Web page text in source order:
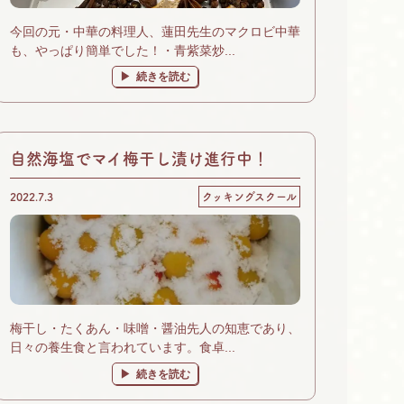
今回の元・中華の料理人、蓮田先生のマクロビ中華
も、やっぱり簡単でした！・青紫菜炒...
続きを読む
自然海塩でマイ梅干し漬け進行中！
2022.7.3 クッキングスクール
梅干し・たくあん・味噌・醤油先人の知恵であり、
日々の養生食と言われています。食卓...
続きを読む